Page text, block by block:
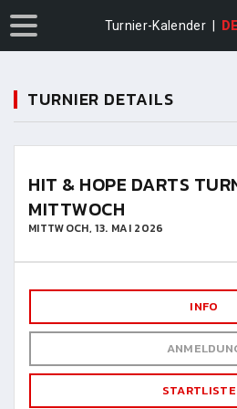
Turnier-Kalender DE
TURNIER DETAILS
HIT & HOPE DARTS
MITTWOCH
MITTWOCH, 13. MAI 2026
INFO
STARTLISTE